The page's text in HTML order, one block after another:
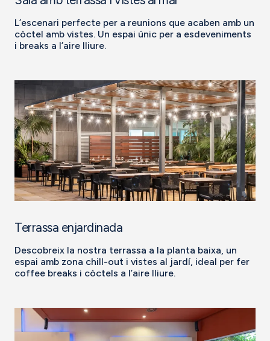
L’escenari perfecte per a reunions que acaben amb un
còctel amb vistes. Un espai únic per a esdeveniments
i breaks a l’aire lliure.
Terrassa enjardinada
Descobreix la nostra terrassa a la planta baixa, un
espai amb zona chill-out i vistes al jardí, ideal per fer
coffee breaks i còctels a l’aire lliure.